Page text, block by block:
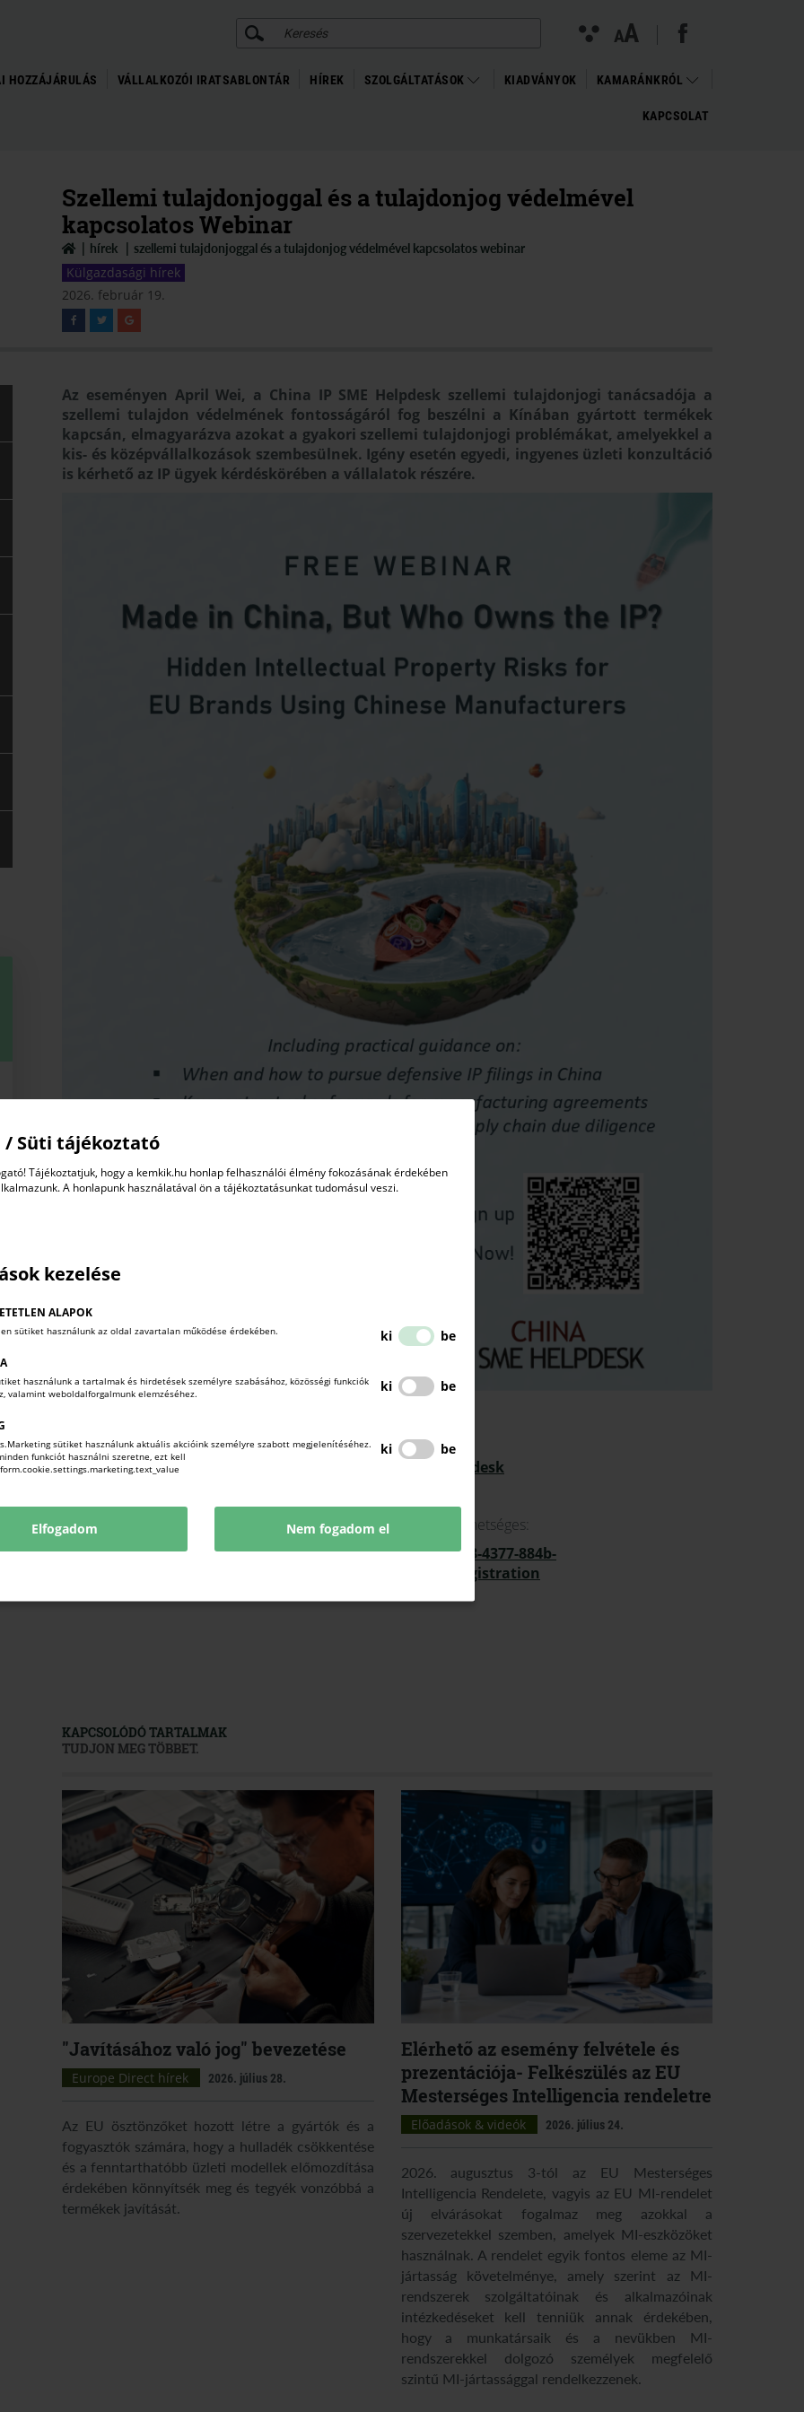
/ Süti tájékoztató
Tájékoztatjuk, hogy a kemkik.hu honlap felhasználói élmény fokozásának érdekében
A honlapunk használatával ön a tájékoztatásunkat tudomásul veszi.
kezelése
ALAPOK
sütiket használunk az oldal zavartalan működése érdekében. ki be
használunk a tartalmak és hirdetések személyre szabásához, közösségi funkciók
valamint weboldalforgalmunk elemzéséhez.
ki be
sütiket használunk aktuális akcióink személyre szabott megjelenítéséhez.
funkciót használni szeretne, ezt kell
ki be
Elfogadom Nem fogadom el
KERESÉS Kontraszt
nézet
Betűméret
változtatása
AA facebook megnyitása (új ablakban)
HOZZÁJÁRULÁS VÁLLALKOZÓI IRATSABLONTÁR HÍREK SZOLGÁLTATÁSOK KIADVÁNYOK KAMARÁNKRÓL
KAPCSOLAT
Szellemi tulajdonjoggal és a tulajdonjog védelmével
kapcsolatos Webinar
hírek szellemi tulajdonjoggal és a tulajdonjog védelmével kapcsolatos webinar
Külgazdasági hírek
2026. február 19.
Az eseményen April Wei, a China IP SME Helpdesk szellemi tulajdonjogi tanácsadója a
szellemi tulajdon védelmének fontosságáról fog beszélni a Kínában gyártott termékek
kapcsán, elmagyarázva azokat a gyakori szellemi tulajdonjogi problémákat, amelyekkel a
kis- és középvállalkozások szembesülnek. Igény esetén egyedi, ingyenes üzleti konzultáció
is kérhető az IP ügyek kérdéskörében a vállalatok részére.
Az eseményről bővebb információ itt érhető el:
Webinar | Made in China, But Who Owns the IP? – IP Helpdesk
A regisztráció pedig a következő linken, vagy a lenti QR kóddal lehetséges:
https://events.teams.microsoft.com/event/c64e5a5e-4938-4377-884b-
9d999cfc1e5b@18604374-1b06-4643-83b6-13d4bd3ec191/registration
KAPCSOLÓDÓ TARTALMAK
TUDJON MEG TÖBBET.
"Javításához való jog" bevezetése
Europe Direct hírek 2026. július 28.
Az EU ösztönzőket hozott létre a gyártók és a
fogyasztók számára, hogy a hulladék csökkentése
és a fenntarthatóbb üzleti modellek előmozdítása
érdekében könnyítsék meg és tegyék vonzóbbá a
termékek javítását.
Elérhető az esemény felvétele és
prezentációja- Felkészülés az EU
Mesterséges Intelligencia rendeletre
Előadások & videók 2026. július 24.
2026. augusztus 3-tól az EU Mesterséges
Intelligencia Rendelete, vagyis az EU MI-rendelet
új elvárásokat fogalmaz meg azokkal a
szervezetekkel szemben, amelyek MI-eszközöket
használnak. A rendelet egyik fontos eleme az MI-
jártasság követelménye, amely szerint az MI-
rendszerek szolgáltatóinak és alkalmazóinak
intézkedéseket kell tenniük annak érdekében,
hogy a munkatársaik és a nevükben MI-
rendszerekkel dolgozó személyek megfelelő
szintű MI-jártassággal rendelkezzenek.